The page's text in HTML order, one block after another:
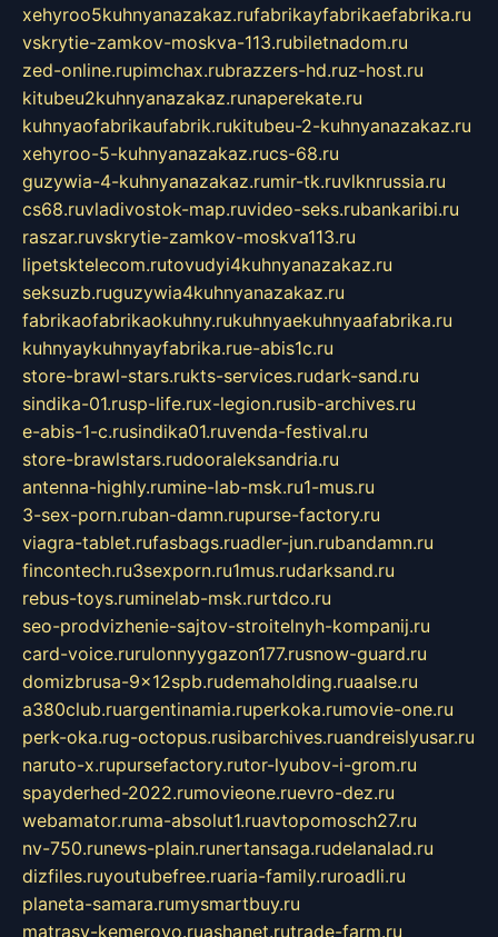
xehyroo5kuhnyanazakaz.rufabrikayfabrikaefabrika.ru
vskrytie-zamkov-moskva-113.rubiletnadom.ru
zed-online.rupimchax.rubrazzers-hd.ruz-host.ru
kitubeu2kuhnyanazakaz.runaperekate.ru
kuhnyaofabrikaufabrik.rukitubeu-2-kuhnyanazakaz.ru
xehyroo-5-kuhnyanazakaz.rucs-68.ru
guzywia-4-kuhnyanazakaz.rumir-tk.ruvlknrussia.ru
cs68.ruvladivostok-map.ruvideo-seks.rubankaribi.ru
raszar.ruvskrytie-zamkov-moskva113.ru
lipetsktelecom.rutovudyi4kuhnyanazakaz.ru
seksuzb.ruguzywia4kuhnyanazakaz.ru
fabrikaofabrikaokuhny.rukuhnyaekuhnyaafabrika.ru
kuhnyaykuhnyayfabrika.rue-abis1c.ru
store-brawl-stars.rukts-services.rudark-sand.ru
sindika-01.rusp-life.rux-legion.rusib-archives.ru
e-abis-1-c.rusindika01.ruvenda-festival.ru
store-brawlstars.rudooraleksandria.ru
antenna-highly.rumine-lab-msk.ru1-mus.ru
3-sex-porn.ruban-damn.rupurse-factory.ru
viagra-tablet.rufasbags.ruadler-jun.rubandamn.ru
fincontech.ru3sexporn.ru1mus.rudarksand.ru
rebus-toys.ruminelab-msk.rurtdco.ru
seo-prodvizhenie-sajtov-stroitelnyh-kompanij.ru
card-voice.rurulonnyygazon177.rusnow-guard.ru
domizbrusa-9x12spb.rudemaholding.ruaalse.ru
a380club.ruargentinamia.ruperkoka.rumovie-one.ru
perk-oka.rug-octopus.rusibarchives.ruandreislyusar.ru
naruto-x.rupursefactory.rutor-lyubov-i-grom.ru
spayderhed-2022.rumovieone.ruevro-dez.ru
webamator.ruma-absolut1.ruavtopomosch27.ru
nv-750.runews-plain.runertansaga.rudelanalad.ru
dizfiles.ruyoutubefree.ruaria-family.ruroadli.ru
planeta-samara.rumysmartbuy.ru
matrasy-kemerovo.ruashanet.rutrade-farm.ru